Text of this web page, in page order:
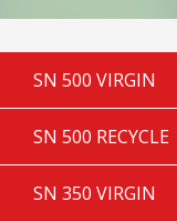
SN 500 VIRGIN
SN 500 RECYCLE
SN 350 VIRGIN